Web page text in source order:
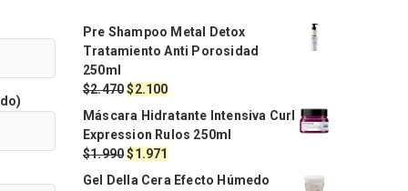
Pre Shampoo Metal Detox
Tratamiento Anti Porosidad
250ml
$2.470El
precio
original
era:
$2.470.
$2.100El
actual
es:
$2.100.
Máscara Hidratante Intensiva Curl
Expression Rulos 250ml
$1.990El
precio
$1.971
precio
Gel Della Cera Efecto Húmedo